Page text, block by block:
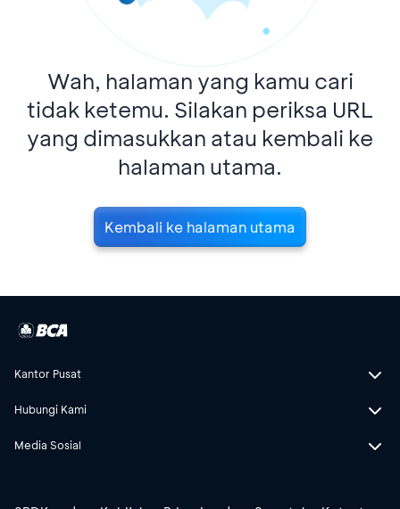
Wah, halaman yang kamu cari
tidak ketemu. Silakan periksa URL
yang dimasukkan atau kembali ke
halaman utama.
Kembali ke halaman utama
Kantor Pusat
Hubungi Kami
Media Sosial